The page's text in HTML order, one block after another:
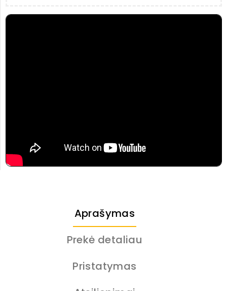
Aprašymas
Prekė detaliau
Pristatymas